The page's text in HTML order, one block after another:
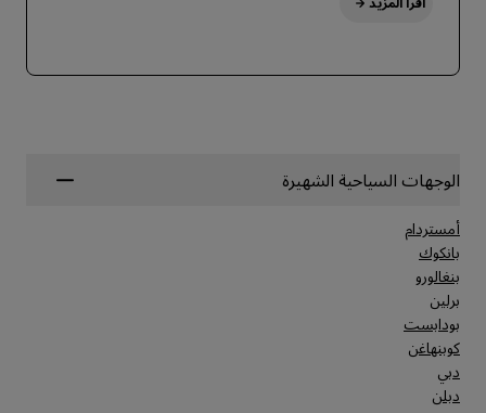
الوجهات السياحية الشهيرة
أمستردام
بانكوك
بنغالورو
برلين
بودابست
كوبنهاغن
دبي
دبلن